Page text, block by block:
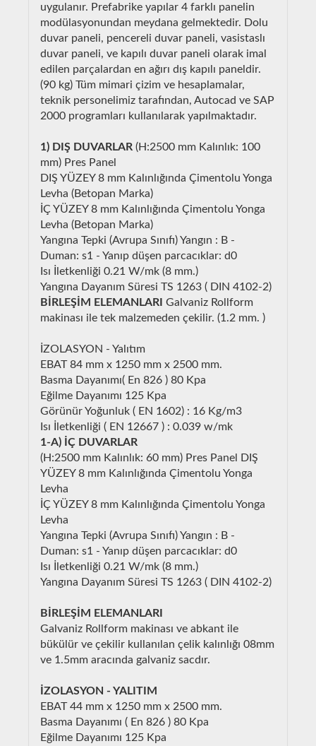
uygulanır. Prefabrike yapılar 4 farklı panelin
modülasyonundan meydana gelmektedir. Dolu
duvar paneli, pencereli duvar paneli, vasistaslı
duvar paneli, ve kapılı duvar paneli olarak imal
edilen parçalardan en ağırı dış kapılı paneldir.
(90 kg) Tüm mimari çizim ve hesaplamalar,
teknik personelimiz tarafından, Autocad ve SAP
2000 programları kullanılarak yapılmaktadır.
1) DIŞ DUVARLAR (H:2500 mm Kalınlık: 100
mm) Pres Panel
DIŞ YÜZEY 8 mm Kalınlığında Çimentolu Yonga
Levha (Betopan Marka)
İÇ YÜZEY 8 mm Kalınlığında Çimentolu Yonga
Levha (Betopan Marka)
Yangına Tepki (Avrupa Sınıfı) Yangın : B -
Duman: s1 - Yanıp düşen parcacıklar: d0
Isı İletkenliği 0.21 W/mk (8 mm.)
Yangına Dayanım Süresi TS 1263 ( DIN 4102-2)
BİRLEŞİM ELEMANLARI Galvaniz Rollform
makinası ile tek malzemeden çekilir. (1.2 mm. )
İZOLASYON - Yalıtım
EBAT 84 mm x 1250 mm x 2500 mm.
Basma Dayanımı( En 826 ) 80 Kpa
Eğilme Dayanımı 125 Kpa
Görünür Yoğunluk ( EN 1602) : 16 Kg/m3
Isı İletkenliği ( EN 12667 ) : 0.039 w/mk
1-A) İÇ DUVARLAR
(H:2500 mm Kalınlık: 60 mm) Pres Panel DIŞ
YÜZEY 8 mm Kalınlığında Çimentolu Yonga
Levha
İÇ YÜZEY 8 mm Kalınlığında Çimentolu Yonga
Levha
Yangına Tepki (Avrupa Sınıfı) Yangın : B -
Duman: s1 - Yanıp düşen parcacıklar: d0
Isı İletkenliği 0.21 W/mk (8 mm.)
Yangına Dayanım Süresi TS 1263 ( DIN 4102-2)
BİRLEŞİM ELEMANLARI
Galvaniz Rollform makinası ve abkant ile
bükülür ve çekilir kullanılan çelik kalınlığı 08mm
ve 1.5mm aracında galvaniz sacdır.
İZOLASYON - YALITIM
EBAT 44 mm x 1250 mm x 2500 mm.
Basma Dayanımı ( En 826 ) 80 Kpa
Eğilme Dayanımı 125 Kpa